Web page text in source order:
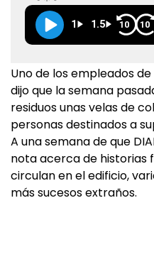
1 1.5 10 10
Uno de los empleados
dijo que la semana
residuos unas velas de
personas destinados a
A una semana de que
nota acerca de historias
circulan en el edificio,
más sucesos extraños.